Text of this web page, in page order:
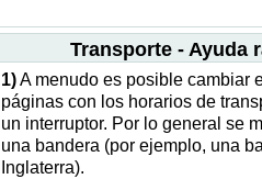
Transporte - Ayuda
1)A menudo es posible cambiar
páginas con los horarios de
un interruptor. Por lo general se
una bandera (por ejemplo, una
Inglaterra).